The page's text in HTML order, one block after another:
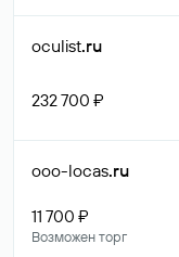
oculist.ru
232 700 ₽
ooo-locas.ru
11 700 ₽
Возможен торг